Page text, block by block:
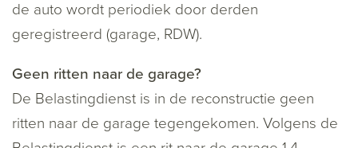
de auto wordt periodiek door derden
geregistreerd (garage, RDW).
Geen ritten naar de garage?
De Belastingdienst is in de reconstructie geen
ritten naar de garage tegengekomen. Volgens de